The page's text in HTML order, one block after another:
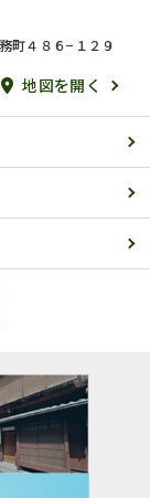
町４８６−１２９
地図を開く